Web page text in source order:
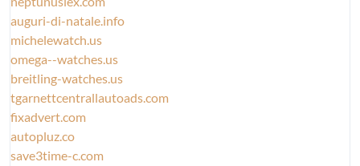
auguri-di-natale.info
michelewatch.us
omega--watches.us
breitling-watches.us
tgarnettcentrallautoads.com
fixadvert.com
autopluz.co
save3time-c.com